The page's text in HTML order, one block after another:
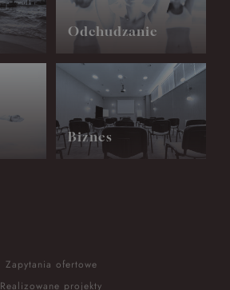
Odchudzanie
Biznes
Zapytania ofertowe
Realizowane projekty